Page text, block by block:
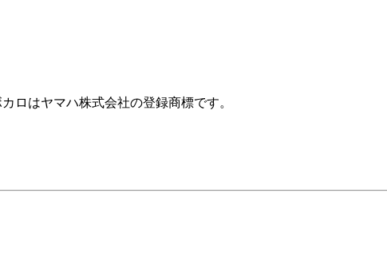
ロはヤマハ株式会社の登録商標です。